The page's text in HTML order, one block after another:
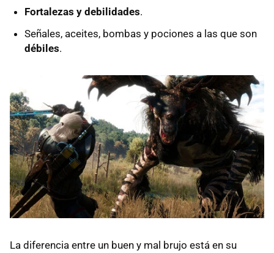
Fortalezas y debilidades.
Señales, aceites, bombas y pociones a las que son
débiles.
La diferencia entre un buen y mal brujo está en su